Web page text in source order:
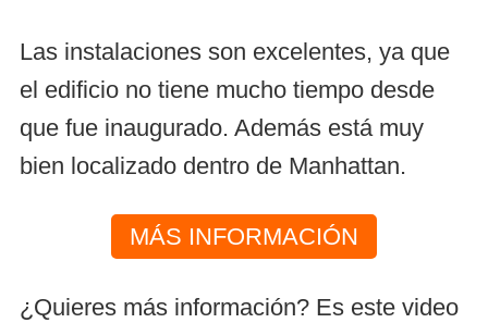
Las instalaciones son excelentes, ya que
el edificio no tiene mucho tiempo desde
que fue inaugurado. Además está muy
bien localizado dentro de Manhattan.
MÁS INFORMACIÓN
¿Quieres más información? Es este video